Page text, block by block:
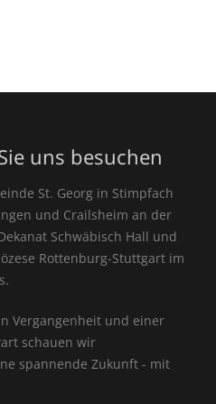
uns besuchen
St. Georg in Stimpfach
und Crailsheim an der
Schwäbisch Hall und
Rottenburg-Stuttgart im
Vergangenheit und einer
schauen wir
spannende Zukunft - mit